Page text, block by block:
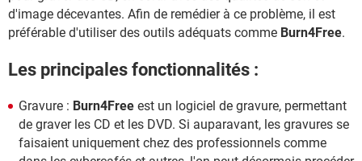
d'image décevantes. Afin de remédier à ce problème, il est
préférable d'utiliser des outils adéquats comme Burn4Free.
Les principales fonctionnalités :
Gravure : Burn4Free est un logiciel de gravure, permettant
de graver les CD et les DVD. Si auparavant, les gravures se
faisaient uniquement chez des professionnels comme